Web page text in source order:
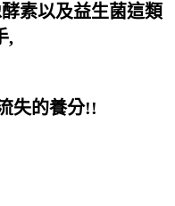
素以及益生菌這類
,
失的養分!!